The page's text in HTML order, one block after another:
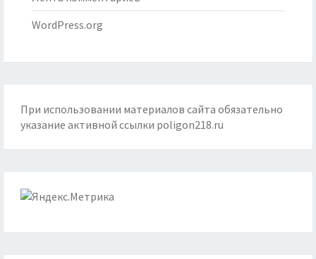
WordPress.org
При использовании материалов сайта обязательно
указание активной ссылки poligon218.ru